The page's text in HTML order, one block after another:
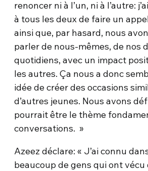
renoncer ni à l’un, ni à l’autre:
à tous les deux de faire un
ainsi que, par hasard, nous
parler de nous-mêmes, de nos
quotidiens, avec un impact
les autres. Ça nous a donc
idée de créer des occasions
d’autres jeunes. Nous avons
pourrait être le thème
conversations. »
Azeez déclare: « J’ai connu
beaucoup de gens qui ont vécu